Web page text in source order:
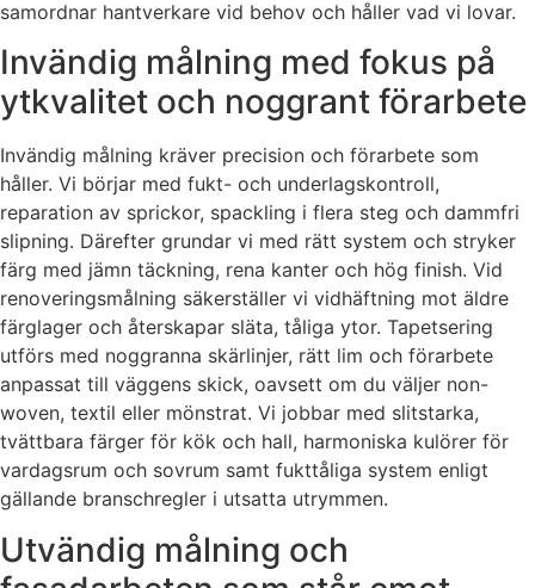
samordnar hantverkare vid behov och håller vad vi lovar.
Invändig målning med fokus på
ytkvalitet och noggrant förarbete
Invändig målning kräver precision och förarbete som
håller. Vi börjar med fukt- och underlagskontroll,
reparation av sprickor, spackling i flera steg och dammfri
slipning. Därefter grundar vi med rätt system och stryker
färg med jämn täckning, rena kanter och hög finish. Vid
renoveringsmålning säkerställer vi vidhäftning mot äldre
färglager och återskapar släta, tåliga ytor. Tapetsering
utförs med noggranna skärlinjer, rätt lim och förarbete
anpassat till väggens skick, oavsett om du väljer non-
woven, textil eller mönstrat. Vi jobbar med slitstarka,
tvättbara färger för kök och hall, harmoniska kulörer för
vardagsrum och sovrum samt fukttåliga system enligt
gällande branschregler i utsatta utrymmen.
Utvändig målning och